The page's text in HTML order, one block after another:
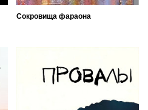
Сокровища фараона